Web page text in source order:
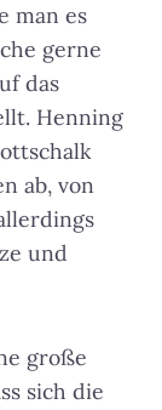
man es
gerne
das
Henning
ab, von
und
große
sich die